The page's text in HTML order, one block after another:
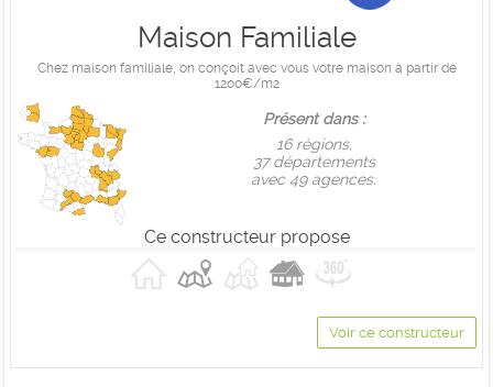
Maison Familiale
Chez maison familiale, on conçoit avec vous votre maison à partir de
1200€/m2
Présent dans :
16 règions,
37 départements
avec 49 agences.
Ce constructeur propose
Voir ce constructeur